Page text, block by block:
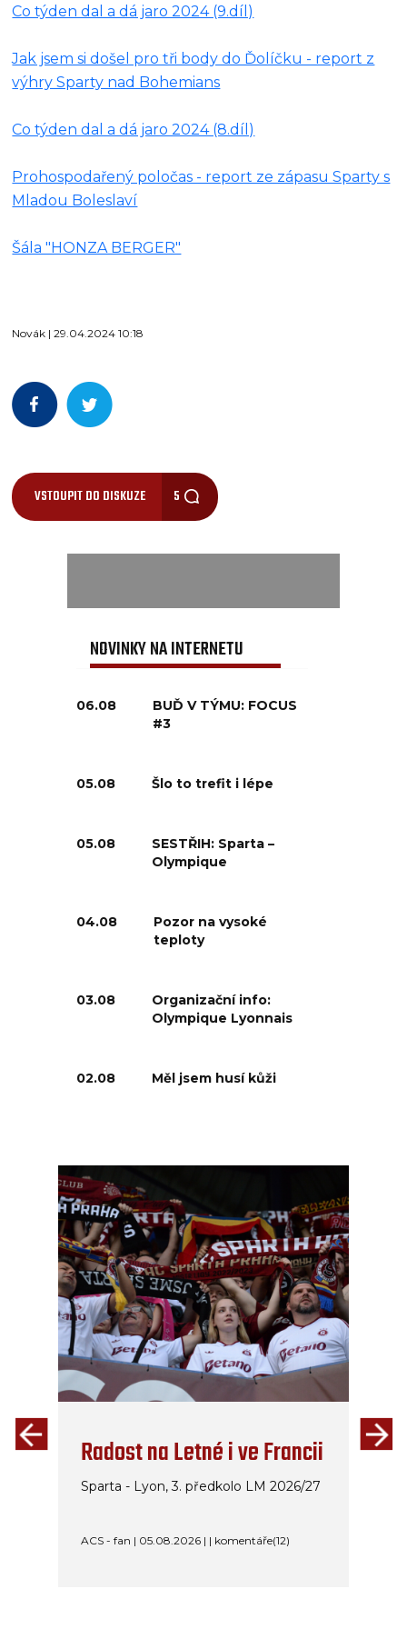
Co týden dal a dá jaro 2024 (9.díl)
Jak jsem si došel pro tři body do Ďolíčku - report z
výhry Sparty nad Bohemians
Co týden dal a dá jaro 2024 (8.díl)
Prohospodařený poločas - report ze zápasu Sparty s
Mladou Boleslaví
Šála "HONZA BERGER"
Novák | 29.04.2024 10:18
VSTOUPIT DO DISKUZE 5
NOVINKY NA INTERNETU
06.08
BUĎ V TÝMU: FOCUS
#3
05.08 Šlo to trefit i lépe
05.08
SESTŘIH: Sparta –
Olympique
04.08
Pozor na vysoké
teploty
03.08
Organizační info:
Olympique Lyonnais
02.08 Měl jsem husí kůži
Radost na Letné i ve Francii
Sparta - Lyon, 3. předkolo LM 2026/27
ACS - fan | 05.08.2026 | | komentáře(12)